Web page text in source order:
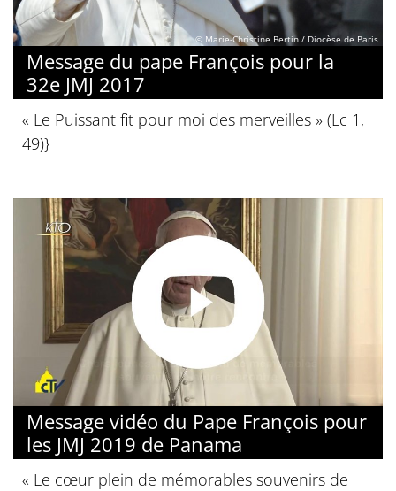
© Marie-Christine Bertin / Diocèse de Paris
Message du pape François pour la
32e JMJ 2017
« Le Puissant fit pour moi des merveilles » (Lc 1,
49)}
Message vidéo du Pape François pour
les JMJ 2019 de Panama
« Le cœur plein de mémorables souvenirs de